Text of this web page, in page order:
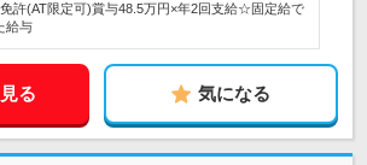
許(AT限定可)賞与48.5万円×年2回支給☆固定給で
給与
る 気になる